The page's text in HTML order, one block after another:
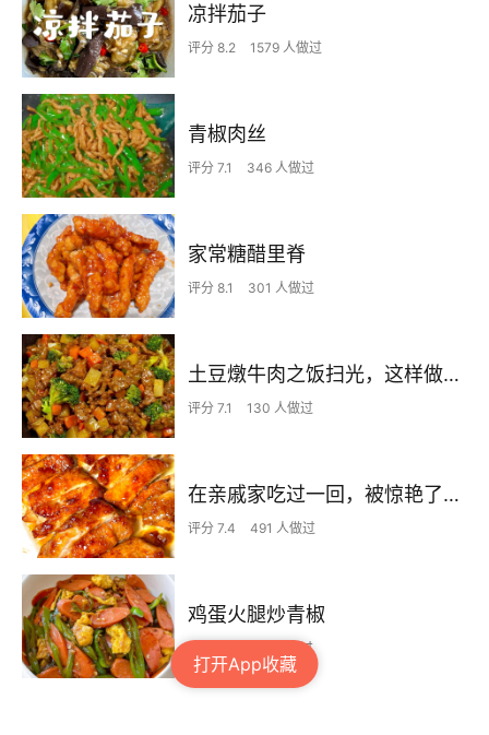
打开App收藏
凉拌茄子
评分 8.2 1579 人做过
青椒肉丝
评分 7.1 346 人做过
家常糖醋里脊
评分 8.1 301 人做过
土豆燉牛肉之饭扫光，这样做也太香了吧，还没出锅已是浓香四溢了
评分 7.1 130 人做过
在亲戚家吃过一回，被惊艳了…
评分 7.4 491 人做过
鸡蛋火腿炒青椒
133 人做过